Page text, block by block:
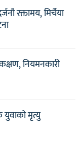
रक्तामय, मिर्चैया
नियमनकारी
युवाको मृत्यु